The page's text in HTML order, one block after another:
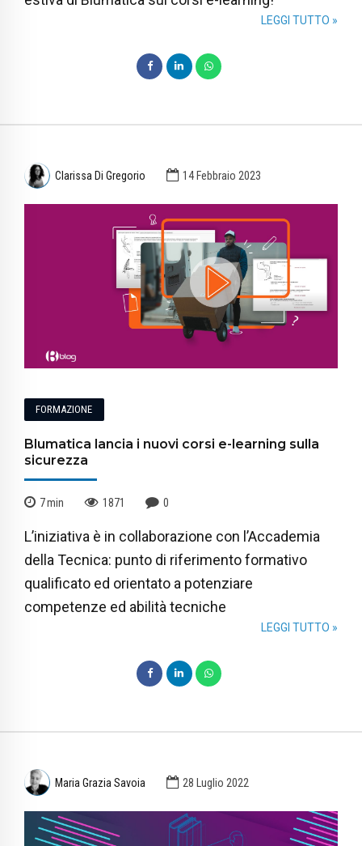
LEGGI TUTTO »
Clarissa Di Gregorio 14 Febbraio 2023
FORMAZIONE
Blumatica lancia i nuovi corsi e-learning sulla
sicurezza
7min 1871 0
L’iniziativa è in collaborazione con l’Accademia
della Tecnica: punto di riferimento formativo
qualificato ed orientato a potenziare
competenze ed abilità tecniche
LEGGI TUTTO »
Maria Grazia Savoia 28 Luglio 2022